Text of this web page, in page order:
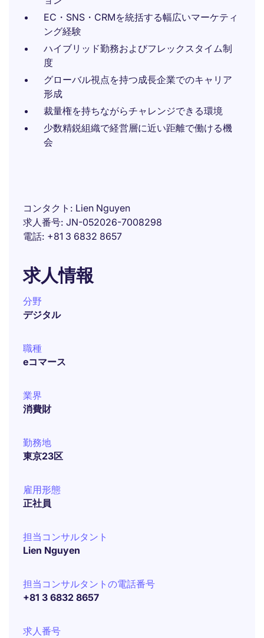
EC・SNS・CRMを統括する幅広いマーケティ
ング経験
ハイブリッド勤務およびフレックスタイム制
度
グローバル視点を持つ成長企業でのキャリア
形成
裁量権を持ちながらチャレンジできる環境
少数精鋭組織で経営層に近い距離で働ける機
会
コンタクト
Lien Nguyen
求人番号 JN-052026-7008298
電話 +81 3 6832 8657
求人情報
分野
デジタル
職種
eコマース
業界
消費財
勤務地
東京23区
雇用形態
正社員
担当コンサルタント
Lien Nguyen
担当コンサルタントの電話番号
+81 3 6832 8657
求人番号